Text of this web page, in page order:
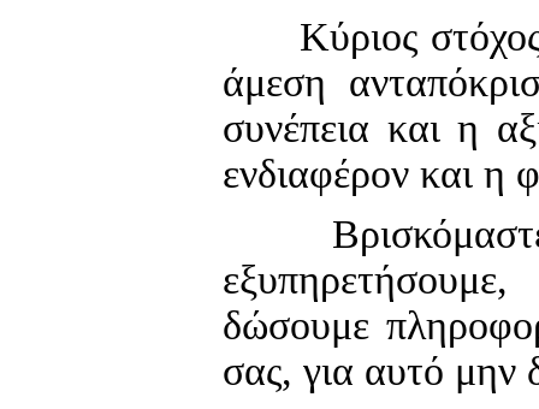
Κύριος στόχος
άμεση
συνέπεια και η
ενδιαφέρον και η
Βρισκόμαστε
δώσουμε
σας, για αυτό μην